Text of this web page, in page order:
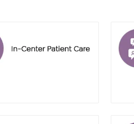
center
staff